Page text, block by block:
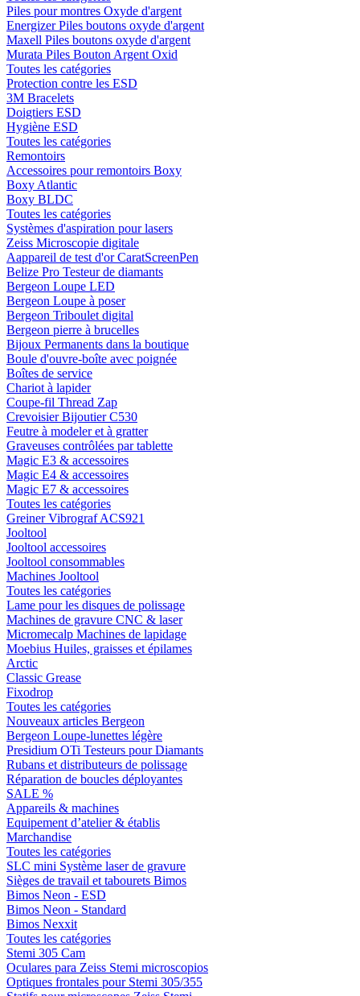
Piles pour montres Oxyde d'argent
Energizer Piles boutons oxyde d'argent
Maxell Piles boutons oxyde d'argent
Murata Piles Bouton Argent Oxid
Toutes les catégories
Protection contre les ESD
3M Bracelets
Doigtiers ESD
Hygiène ESD
Toutes les catégories
Remontoirs
Accessoires pour remontoirs Boxy
Boxy Atlantic
Boxy BLDC
Toutes les catégories
Systèmes d'aspiration pour lasers
Zeiss Microscopie digitale
Aappareil de test d'or CaratScreenPen
Belize Pro Testeur de diamants
Bergeon Loupe LED
Bergeon Loupe à poser
Bergeon Triboulet digital
Bergeon pierre à brucelles
Bijoux Permanents dans la boutique
Boule d'ouvre-boîte avec poignée
Boîtes de service
Chariot à lapider
Coupe-fil Thread Zap
Crevoisier Bijoutier C530
Feutre à modeler et à gratter
Graveuses contrôlées par tablette
Magic E3 & accessoires
Magic E4 & accessoires
Magic E7 & accessoires
Toutes les catégories
Greiner Vibrograf ACS921
Jooltool
Jooltool accessoires
Jooltool consommables
Machines Jooltool
Toutes les catégories
Lame pour les disques de polissage
Machines de gravure CNC & laser
Micromecalp Machines de lapidage
Moebius Huiles, graisses et épilames
Arctic
Classic Grease
Fixodrop
Toutes les catégories
Nouveaux articles Bergeon
Bergeon Loupe-lunettes légère
Presidium OTi Testeurs pour Diamants
Rubans et distributeurs de polissage
Réparation de boucles déployantes
SALE %
Appareils & machines
Equipement d’atelier & établis
Marchandise
Toutes les catégories
SLC mini Système laser de gravure
Sièges de travail et tabourets Bimos
Bimos Neon - ESD
Bimos Neon - Standard
Bimos Nexxit
Toutes les catégories
Stemi 305 Cam
Oculares para Zeiss Stemi microscopios
Optiques frontales pour Stemi 305/355